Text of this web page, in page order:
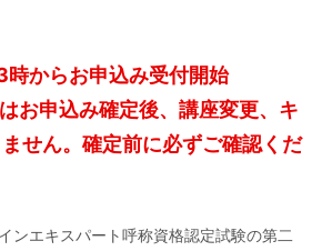
時からお申込み受付開始
お申込み確定後、講座変更、キ
せん。確定前に必ずご確認くだ
ンエキスパート呼称資格認定試験の第二